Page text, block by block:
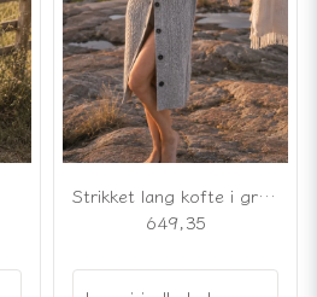
Strikket lang kofte i grå uldblanding
649,35